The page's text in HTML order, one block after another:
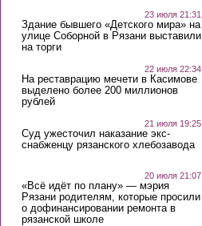
23 июля 21:31
Здание бывшего «Детского мира» на
улице Соборной в Рязани выставили
на торги
22 июля 22:34
На реставрацию мечети в Касимове
выделено более 200 миллионов
рублей
21 июля 19:25
Суд ужесточил наказание экс-
снабженцу рязанского хлебозавода
20 июля 21:07
«Всё идёт по плану» — мэрия
Рязани родителям, которые просили
о дофинансировании ремонта в
рязанской школе